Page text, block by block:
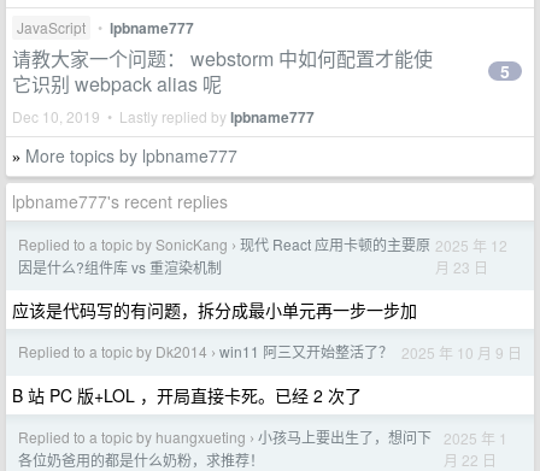
JavaScript • lpbname777
请教大家一个问题： webstorm 中如何配置才能使
它识别 webpack alias 呢
Dec 10, 2019 • Lastly replied bylpbname777
5
» More topics by lpbname777
lpbname777's recent replies
Replied to a topic by SonicKang › 现代 React 应用卡顿的主要原
因是什么?组件库 vs 重渲染机制
2025 年 12
月 23 日
应该是代码写的有问题，拆分成最小单元再一步一步加
Replied to a topic by Dk2014 › win11 阿三又开始整活了？ 2025 年 10 月 9 日
B 站 PC 版+LOL ，开局直接卡死。已经 2 次了
Replied to a topic by huangxueting › 小孩马上要出生了，想问下
各位奶爸用的都是什么奶粉，求推荐！
2025 年 1
月 22 日